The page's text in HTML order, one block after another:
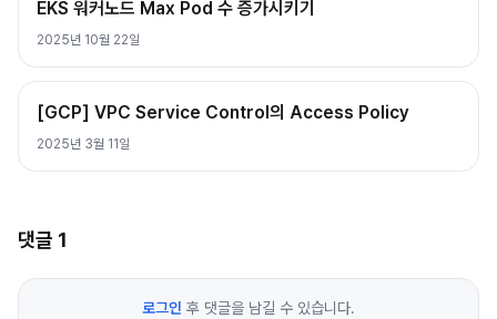
EKS 워커노드 Max Pod 수 증가시키기
2025년 10월 22일
[GCP] VPC Service Control의 Access Policy
2025년 3월 11일
댓글 1
로그인 후 댓글을 남길 수 있습니다.